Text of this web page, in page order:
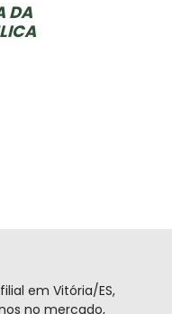
DA
em Vitória/ES,
no mercado,